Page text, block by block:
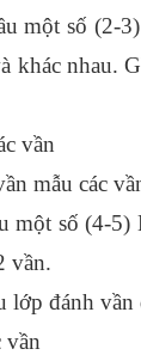
một số (2-
khác nhau.
vần
mẫu các
một số (4-
vần.
lớp đánh
vần